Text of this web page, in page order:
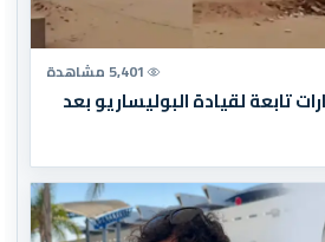
5,401 مشاهدة
لقيادة البوليساريو بعد